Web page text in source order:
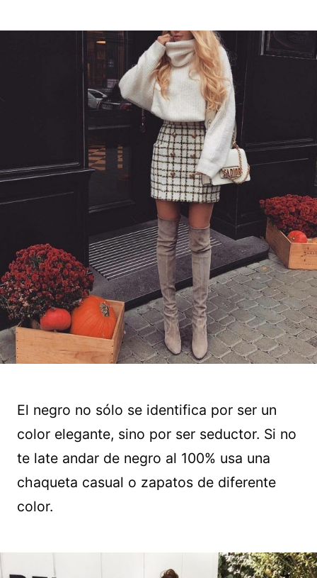
El negro no sólo se identifica por ser un
color elegante, sino por ser seductor. Si no
te late andar de negro al 100% usa una
chaqueta casual o zapatos de diferente
color.